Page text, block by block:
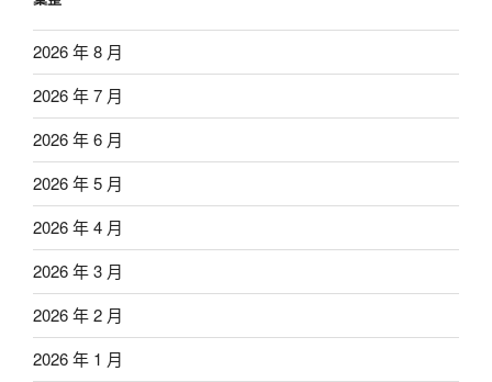
2026 年 8 月
2026 年 7 月
2026 年 6 月
2026 年 5 月
2026 年 4 月
2026 年 3 月
2026 年 2 月
2026 年 1 月